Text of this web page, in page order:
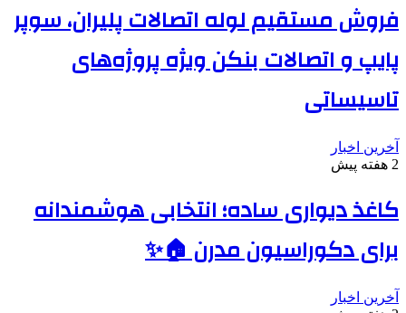
فروش مستقیم لوله اتصالات پلیران، سوپر
پایپ و اتصالات بنکن ویژه پروژه‌های
تاسیساتی
آخرین اخبار
2 هفته پیش
کاغذ دیواری ساده؛ انتخابی هوشمندانه
برای دکوراسیون مدرن 🏠✨
آخرین اخبار